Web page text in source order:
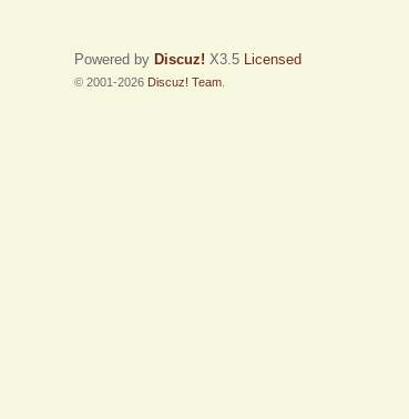
Powered by Discuz! X3.5 Licensed
© 2001-2026 Discuz! Team